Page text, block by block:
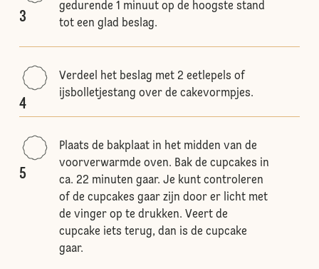
3
gedurende 1 minuut op de hoogste stand
tot een glad beslag.
4
Verdeel het beslag met 2 eetlepels of
ijsbolletjestang over de cakevormpjes.
5
Plaats de bakplaat in het midden van de
voorverwarmde oven. Bak de cupcakes in
ca. 22 minuten gaar. Je kunt controleren
of de cupcakes gaar zijn door er licht met
de vinger op te drukken. Veert de
cupcake iets terug, dan is de cupcake
gaar.